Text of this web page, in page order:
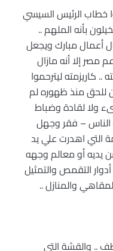
خطاب الرئيس السيسي
بأنه الملهم ..
أعمال مبارك ويجعل
إلا أنه مازال
.. كاريزمته ليترحموا
للحق منذ ظهوره لم
ولا لقادة وضباط
الناس – فقر وجهل
التي اهدرت علي يد
يديه أو معالم وجهه
التقمص والتمثيل
والمنازل ..
.. والقشة التي